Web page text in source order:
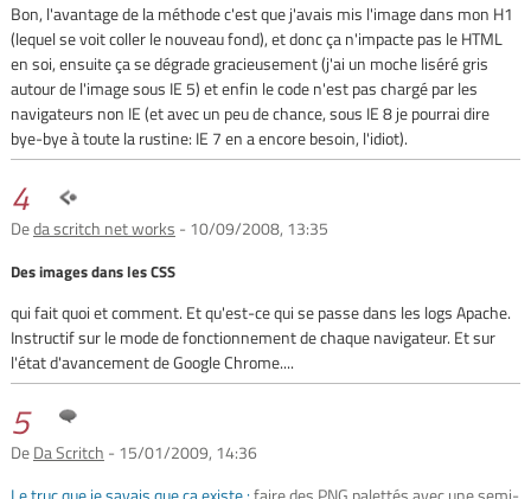
Bon, l'avantage de la méthode c'est que j'avais mis l'image dans mon H1
(lequel se voit coller le nouveau fond), et donc ça n'impacte pas le HTML
en soi, ensuite ça se dégrade gracieusement (j'ai un moche liséré gris
autour de l'image sous IE 5) et enfin le code n'est pas chargé par les
navigateurs non IE (et avec un peu de chance, sous IE 8 je pourrai dire
bye-bye à toute la rustine: IE 7 en a encore besoin, l'idiot).
4
Deda scritch net works - 10/09/2008, 13:35
Des images dans les CSS
qui fait quoi et comment. Et qu'est-ce qui se passe dans les logs Apache.
Instructif sur le mode de fonctionnement de chaque navigateur. Et sur
l'état d'avancement de Google Chrome....
5
DeDa Scritch - 15/01/2009, 14:36